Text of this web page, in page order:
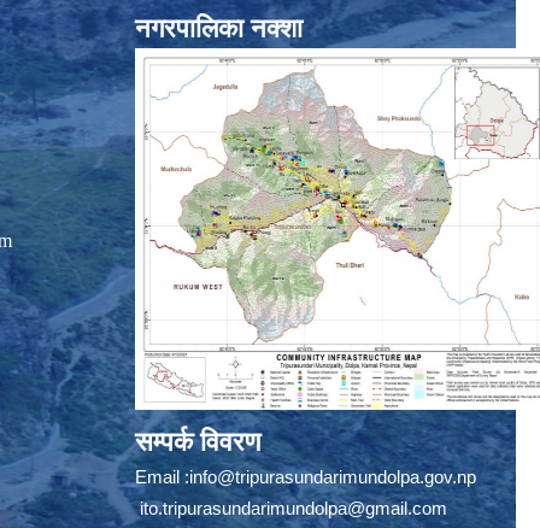
नगरपालिका नक्शा
सम्पर्क विवरण
Email :info@tripurasundarimundolpa.gov.np
ito.tripurasundarimundolpa@gmail.com